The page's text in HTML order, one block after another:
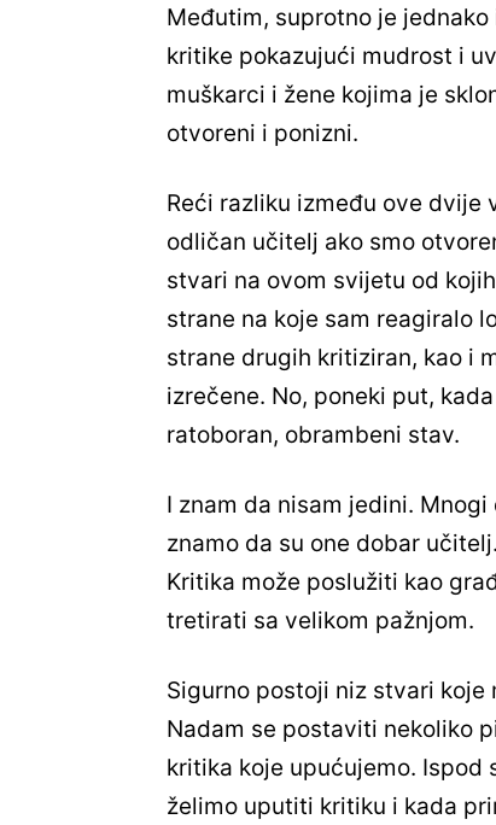
Međutim, suprotno je
kritike pokazujući mudrost i
muškarci i žene kojima je
otvoreni i ponizni.
Reći razliku između ove
odličan učitelj ako smo
stvari na ovom svijetu od
strane na koje sam reagiralo
strane drugih kritiziran, kao i
izrečene. No, poneki put,
ratoboran, obrambeni stav.
I znam da nisam jedini.
znamo da su one dobar
Kritika može poslužiti kao
tretirati sa velikom pažnjom.
Sigurno postoji niz stvari
Nadam se postaviti nekoliko
kritika koje upućujemo.
želimo uputiti kritiku i kada